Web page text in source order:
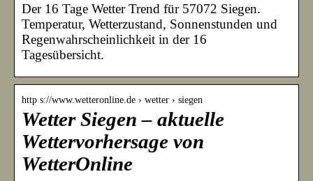
Der 16 Tage Wetter Trend für 57072 Siegen.
Temperatur, Wetterzustand, Sonnenstunden und
Regenwahrscheinlichkeit in der 16
Tagesübersicht.
http s://www.wetteronline.de › wetter › siegen
Wetter Siegen – aktuelle
Wettervorhersage von
WetterOnline